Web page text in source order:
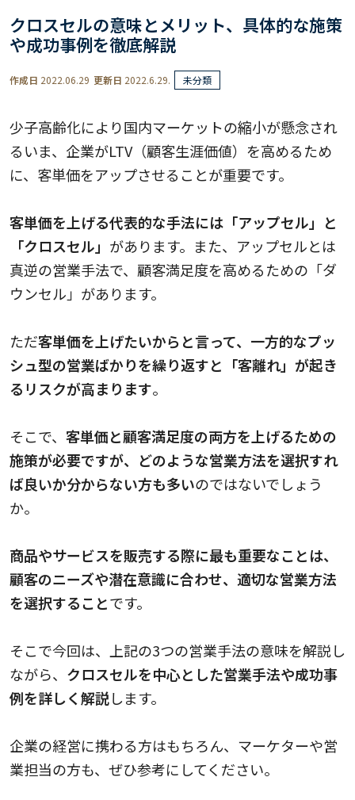
クロスセルの意味とメリット、具体的な施策
や成功事例を徹底解説
作成日 2022.06.29 更新日 2022.6.29. 未分類
少子高齢化により国内マーケットの縮小が懸念され
るいま、企業がLTV（顧客生涯価値）を高めるため
に、客単価をアップさせることが重要です。
客単価を上げる代表的な手法には「アップセル」と
「クロスセル」 があります。また、アップセルとは
真逆の営業手法で、顧客満足度を高めるための「ダ
ウンセル」があります。
ただ客単価を上げたいからと言って、一方的なプッ
シュ型の営業ばかりを繰り返すと「客離れ」が起き
るリスクが高まります。
そこで、 客単価と顧客満足度の両方を上げるための
施策が必要ですが、どのような営業方法を選択すれ
ば良いか分からない方も多いのではないでしょう
か。
商品やサービスを販売する際に最も重要なことは、
顧客のニーズや潜在意識に合わせ、適切な営業方法
を選択することです。
そこで今回は、上記の3つの営業手法の意味を解説し
ながら、 クロスセルを中心とした営業手法や成功事
例を詳しく解説します。
企業の経営に携わる方はもちろん、マーケターや営
業担当の方も、ぜひ参考にしてください。